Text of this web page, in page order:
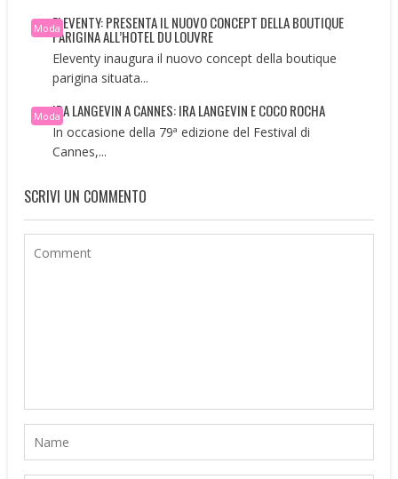
ModaELEVENTY: PRESENTA IL NUOVO CONCEPT DELLA BOUTIQUE
PARIGINA ALL’HOTEL DU LOUVRE
Eleventy inaugura il nuovo concept della boutique
parigina situata...
ModaIRA LANGEVIN A CANNES: IRA LANGEVIN E COCO ROCHA
In occasione della 79ª edizione del Festival di
Cannes,...
SCRIVI UN COMMENTO